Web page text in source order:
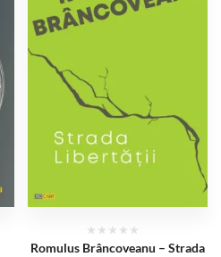
Romulus Brâncoveanu – Strada